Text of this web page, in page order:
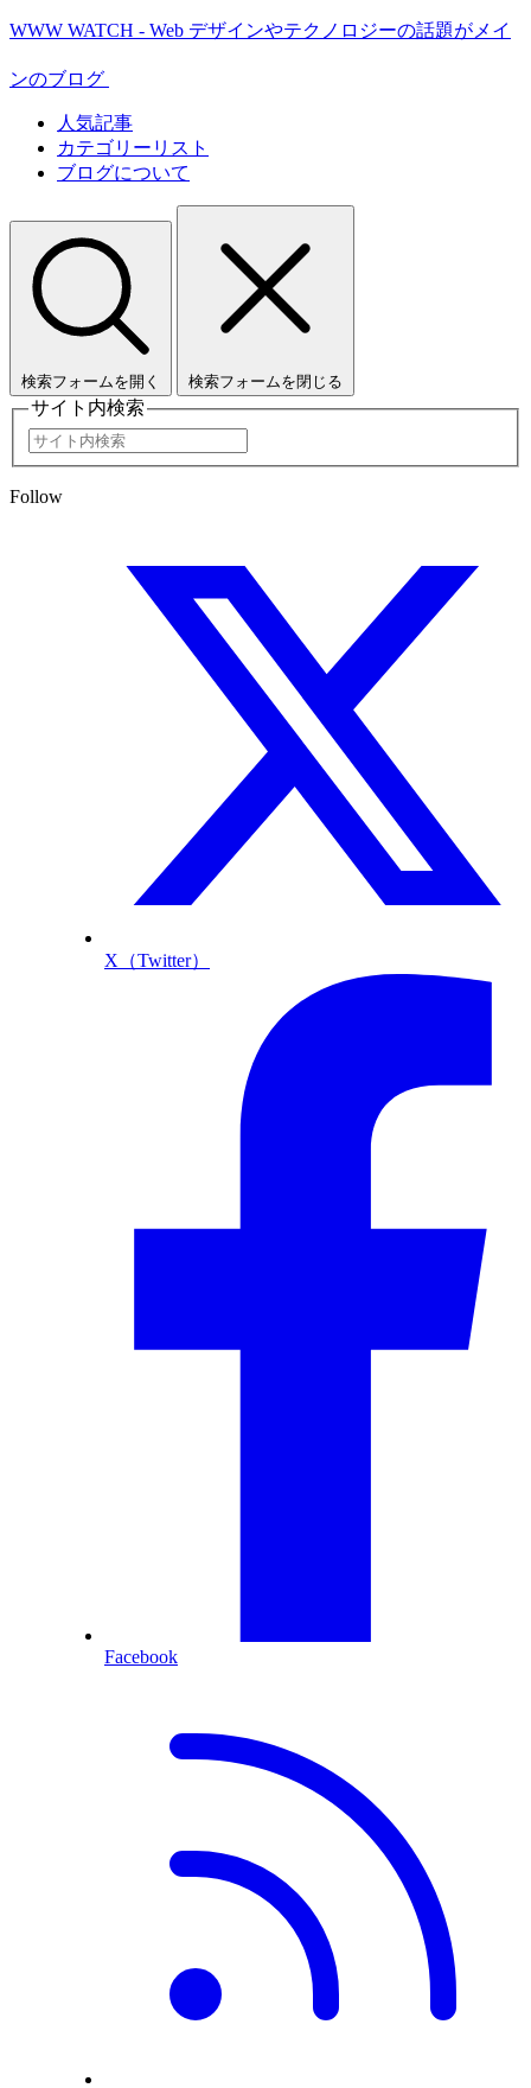
WWW WATCH - Web デザインやテクノロジーの話題がメイ
ンのブログ
人気記事
カテゴリーリスト
ブログについて
検索フォームを開く 検索フォームを閉じる
サイト内検索
Follow
X（Twitter）
Facebook